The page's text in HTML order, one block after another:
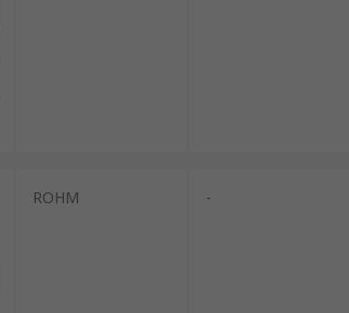
ROHM -